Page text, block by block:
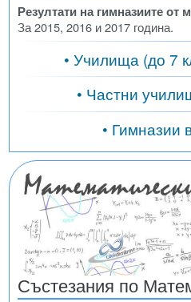
Резултати на гимназиите
За 2015, 2016 и 2017 година.
• Училища (до 7
• Частни
• Гимназии
Състезания по